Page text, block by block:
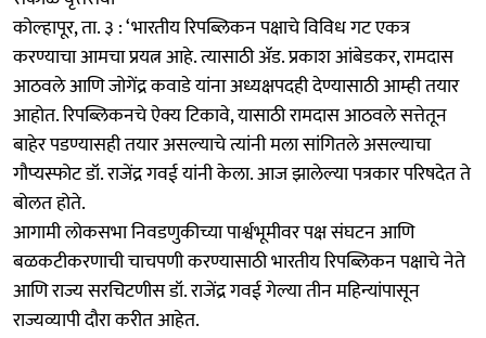
कोल्हापूर, ता. ३ : ‘भारतीय रिपब्लिकन पक्षाचे विविध गट एकत्र
करण्याचा आमचा प्रयत्न आहे. त्यासाठी ॲड. प्रकाश आंबेडकर, रामदास
आठवले आणि जोगेंद्र कवाडे यांना अध्यक्षपदही देण्यासाठी आम्ही तयार
आहोत. रिपब्लिकनचे ऐक्य टिकावे, यासाठी रामदास आठवले सत्तेतून
बाहेर पडण्यासही तयार असल्याचे त्यांनी मला सांगितले असल्याचा
गौप्यस्फोट डॉ. राजेंद्र गवई यांनी केला. आज झालेल्या पत्रकार परिषदेत ते
बोलत होते.
आगामी लोकसभा निवडणुकीच्या पार्श्वभूमीवर पक्ष संघटन आणि
बळकटीकरणाची चाचपणी करण्यासाठी भारतीय रिपब्लिकन पक्षाचे नेते
आणि राज्य सरचिटणीस डॉ. राजेंद्र गवई गेल्या तीन महिन्यांपासून
राज्यव्यापी दौरा करीत आहेत.